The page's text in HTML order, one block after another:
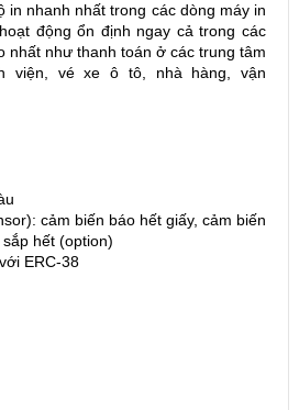
in nhanh nhất trong các dòng máy in
động ổn định ngay cả trong các
nhất như thanh toán ở các trung tâm
viện, vé xe ô tô, nhà hàng, vận
cảm biến báo hết giấy, cảm biến
hết (option)
ERC-38